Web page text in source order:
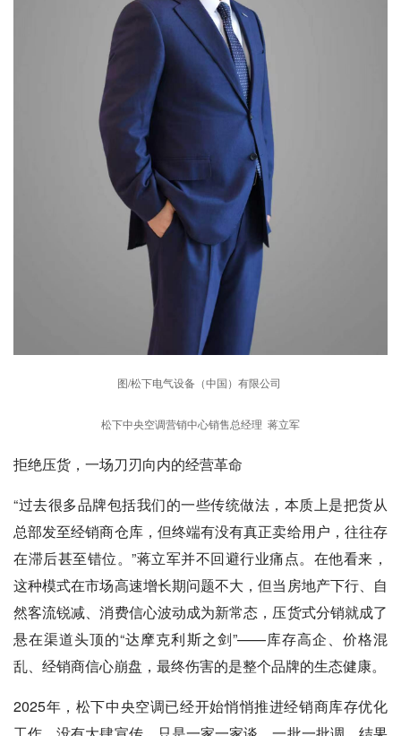
图/松下电气设备（中国）有限公司
松下中央空调营销中心销售总经理 蒋立军
拒绝压货，一场刀刃向内的经营革命
“过去很多品牌包括我们的一些传统做法，本质上是把货从
总部发至经销商仓库，但终端有没有真正卖给用户，往往存
在滞后甚至错位。”蒋立军并不回避行业痛点。在他看来，
这种模式在市场高速增长期问题不大，但当房地产下行、自
然客流锐减、消费信心波动成为新常态，压货式分销就成了
悬在渠道头顶的“达摩克利斯之剑”——库存高企、价格混
乱、经销商信心崩盘，最终伤害的是整个品牌的生态健康。
2025年，松下中央空调已经开始悄悄推进经销商库存优化